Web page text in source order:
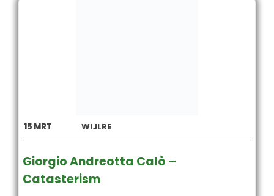
15 MRT WIJLRE
Giorgio Andreotta Calò –
Catasterism